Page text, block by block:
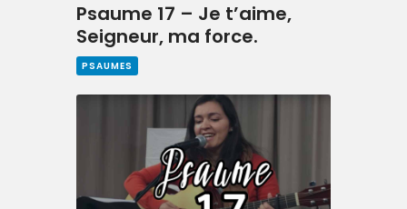
Nous aider
Psaume 17 – Je t’aime,
Seigneur, ma force.
PSAUMES